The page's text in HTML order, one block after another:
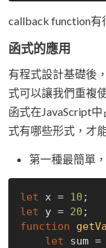
callback function有
函式的應用
有程式設計基礎後
式可以讓我們重複
函式在JavaScript
式有哪些形式，才
第一種最簡單
let x = 10
let y = 20
function
let sum